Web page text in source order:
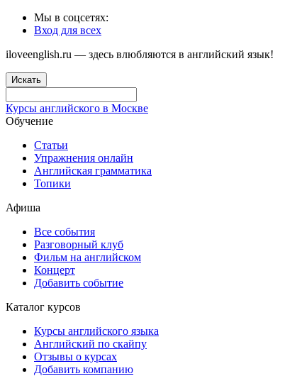
Мы в соцсетях:
Вход для всех
iloveenglish.ru — здесь влюбляются в английский язык!
Искать
Курсы английского в Москве
Обучение
Статьи
Упражнения онлайн
Английская грамматика
Топики
Афиша
Все события
Разговорный клуб
Фильм на английском
Концерт
Добавить событие
Каталог курсов
Курсы английского языка
Английский по скайпу
Отзывы о курсах
Добавить компанию